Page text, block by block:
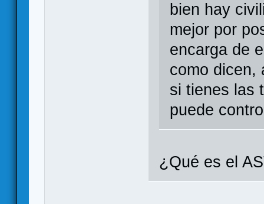
bien hay
mejor por
encarga de
como dicen,
si tienes las
puede
¿Qué es el